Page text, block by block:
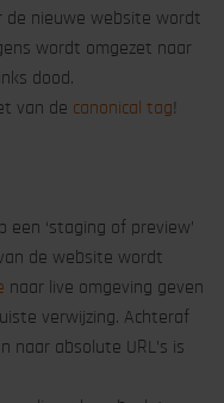
de nieuwe website wordt
wordt omgezet naar
dood.
van de canonical tag!
‘staging of preview’
de website wordt
naar live omgeving geven
verwijzing. Achteraf
naar absolute URL’s is